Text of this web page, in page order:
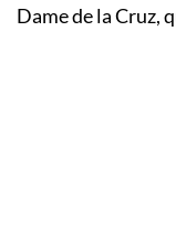
Dame de la Cruz,